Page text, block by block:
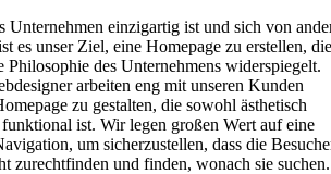
Unternehmen einzigartig ist und sich von
es unser Ziel, eine Homepage zu erstellen, die
Philosophie des Unternehmens widerspiegelt.
arbeiten eng mit unseren Kunden
zu gestalten, die sowohl ästhetisch
funktional ist. Wir legen großen Wert auf eine
um sicherzustellen, dass die
zurechtfinden und finden, wonach sie suchen.